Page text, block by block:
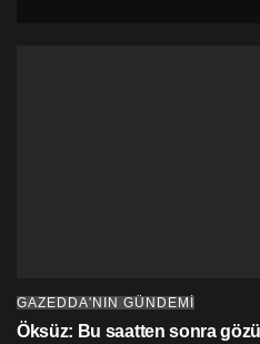
GAZEDDA'NIN GÜNDEMİ
Öksüz: Bu saatten sonra